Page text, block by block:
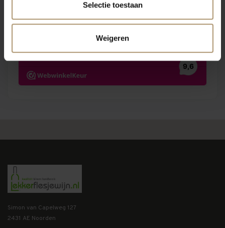
Selectie toestaan
Weigeren
Simon van Capelweg 127
2431 AE Noorden